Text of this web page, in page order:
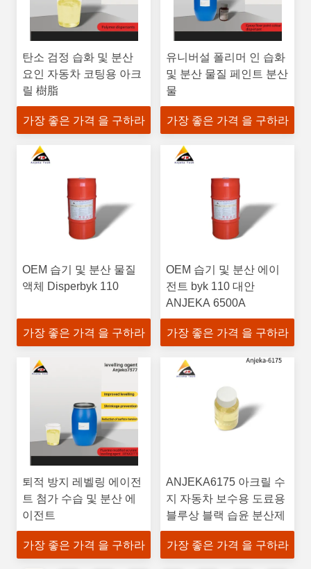
탄소 검정 습화 및 분산
요인 자동차 코팅용 아크
릴 樹脂
가장 좋은 가격 을 구하라
유니버설 폴리머 인 습화
및 분산 물질 페인트 분산
물
가장 좋은 가격 을 구하라
OEM 습기 및 분산 물질
액체 Disperbyk 110
가장 좋은 가격 을 구하라
OEM 습기 및 분산 에이
전트 byk 110 대안
ANJEKA 6500A
가장 좋은 가격 을 구하라
퇴적 방지 레벨링 에이전
트 첨가 수습 및 분산 에
이전트
가장 좋은 가격 을 구하라
ANJEKA6175 아크릴 수
지 자동차 보수용 도료용
블루상 블랙 습윤 분산제
가장 좋은 가격 을 구하라